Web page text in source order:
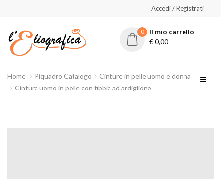
Accedi / Registrati
0
Il mio carrello
€0,00
Home Piquadro Catalogo
Cinture in pelle uomo e donna
Cintura uomo in pelle con fibbia ad ardiglione